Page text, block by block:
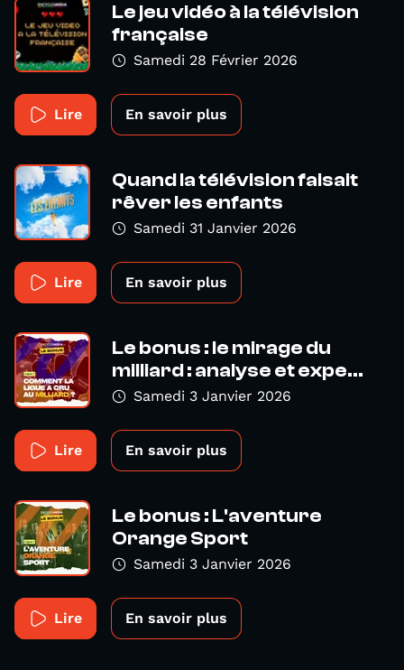
Le jeu vidéo à la télévision
française
Samedi 28 Février 2026
Lire En savoir plus
Quand la télévision faisait
rêver les enfants
Samedi 31 Janvier 2026
Lire En savoir plus
Le bonus : le mirage du
milliard : analyse et expe...
Samedi 3 Janvier 2026
Lire En savoir plus
Le bonus : L'aventure
Orange Sport
Samedi 3 Janvier 2026
Lire En savoir plus